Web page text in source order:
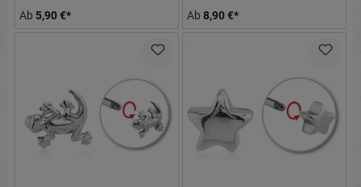
Ab 5,90 €* Ab 8,90 €*